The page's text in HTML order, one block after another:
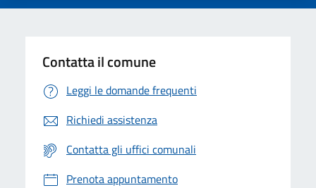
Contatta il comune
Leggi le domande frequenti
Richiedi assistenza
Contatta gli uffici comunali
Prenota appuntamento